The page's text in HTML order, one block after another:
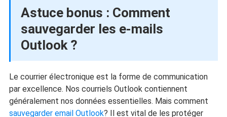
Astuce bonus : Comment
sauvegarder les e-mails
Outlook ?
Le courrier électronique est la forme de communication
par excellence. Nos courriels Outlook contiennent
généralement nos données essentielles. Mais comment
sauvegarder email Outlook? Il est vital de les protéger